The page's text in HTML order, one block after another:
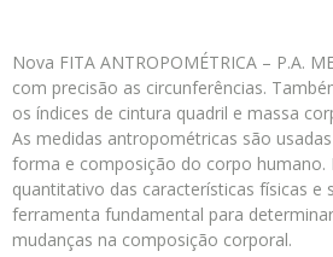
Nova FITA ANTROPOMÉTRICA – P.A.
com precisão as circunferências.
os índices de cintura quadril e massa
As medidas antropométricas são
forma e composição do corpo humano.
quantitativo das características físicas e
ferramenta fundamental para
mudanças na composição corporal.